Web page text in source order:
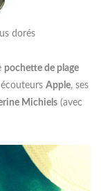
dorés
pochette de plage
Apple, ses
Michiels (avec